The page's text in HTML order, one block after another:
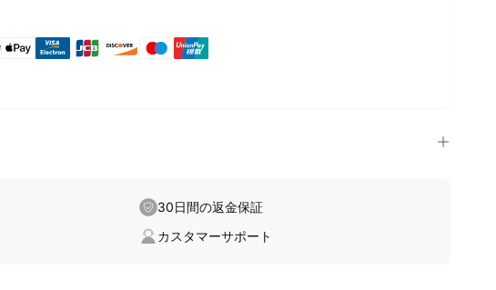
2870
30日間の返金保証
カスタマーサポート